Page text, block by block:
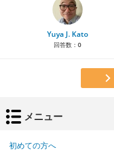
Yuya J. Kato
回答数： 0
メニュー
初めての方へ